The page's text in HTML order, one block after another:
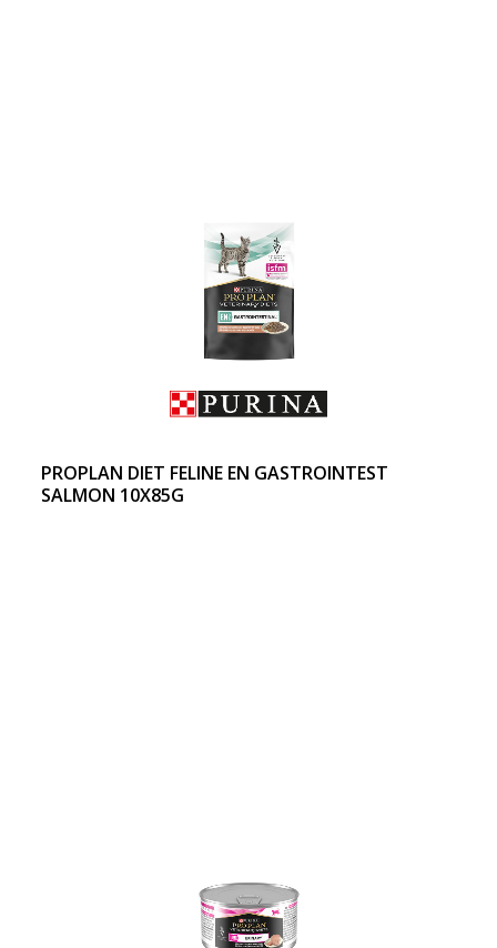
PROPLAN DIET FELINE EN GASTROINTEST
SALMON 10X85G